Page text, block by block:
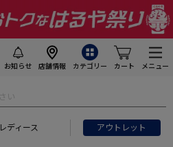
お知らせ 店舗情報 カテゴリー カート メニュー
レディース アウトレット